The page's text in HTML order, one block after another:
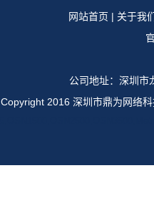
网站首页 | 关于我
公司地址：深圳市
Copyright 2016 深圳市鼎为网络